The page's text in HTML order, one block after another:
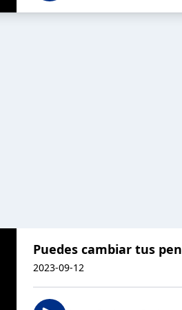
Puedes cambiar tus
2023-09-12